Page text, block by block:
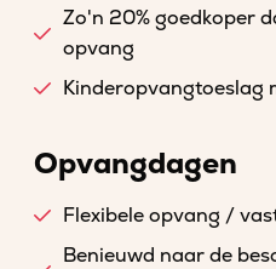
Zo'n 20% goedkoper
opvang
Kinderopvangtoeslag
Opvangdagen
Flexibele opvang /
Benieuwd naar de